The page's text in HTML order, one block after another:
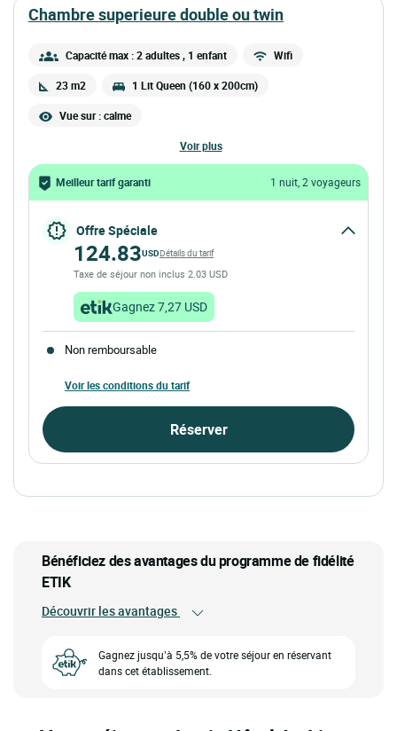
chambre superieure double ou twin
Capacité max : 2 adultes, 1 enfant Wifi
23 m2 1 Lit Queen (160 x 200cm)
Vue sur : calme
voir plus
Meilleur tarif garanti 1 nuit, 2 voyageurs
Offre Spéciale
124.83USDDétails du tarif
Taxe de séjour non inclus 2.03 USD
Gagnez 7,27 USD
Non remboursable
Voir les conditions du tarif
Réserver
Bénéficiez des avantages du programme de fidélité
ETIK
Découvrir les avantages
Gagnez jusqu’à 5,5% de votre séjour en réservant
dans cet établissement.